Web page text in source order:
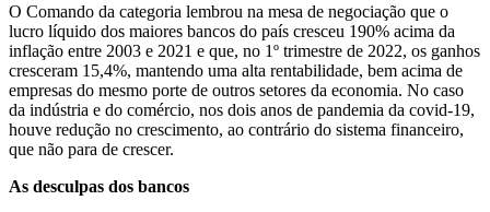
O Comando da categoria lembrou na mesa de negociação que o
lucro líquido dos maiores bancos do país cresceu 190% acima da
inflação entre 2003 e 2021 e que, no 1º trimestre de 2022, os ganhos
cresceram 15,4%, mantendo uma alta rentabilidade, bem acima de
empresas do mesmo porte de outros setores da economia. No caso
da indústria e do comércio, nos dois anos de pandemia da covid-19,
houve redução no crescimento, ao contrário do sistema financeiro,
que não para de crescer.
As desculpas dos bancos